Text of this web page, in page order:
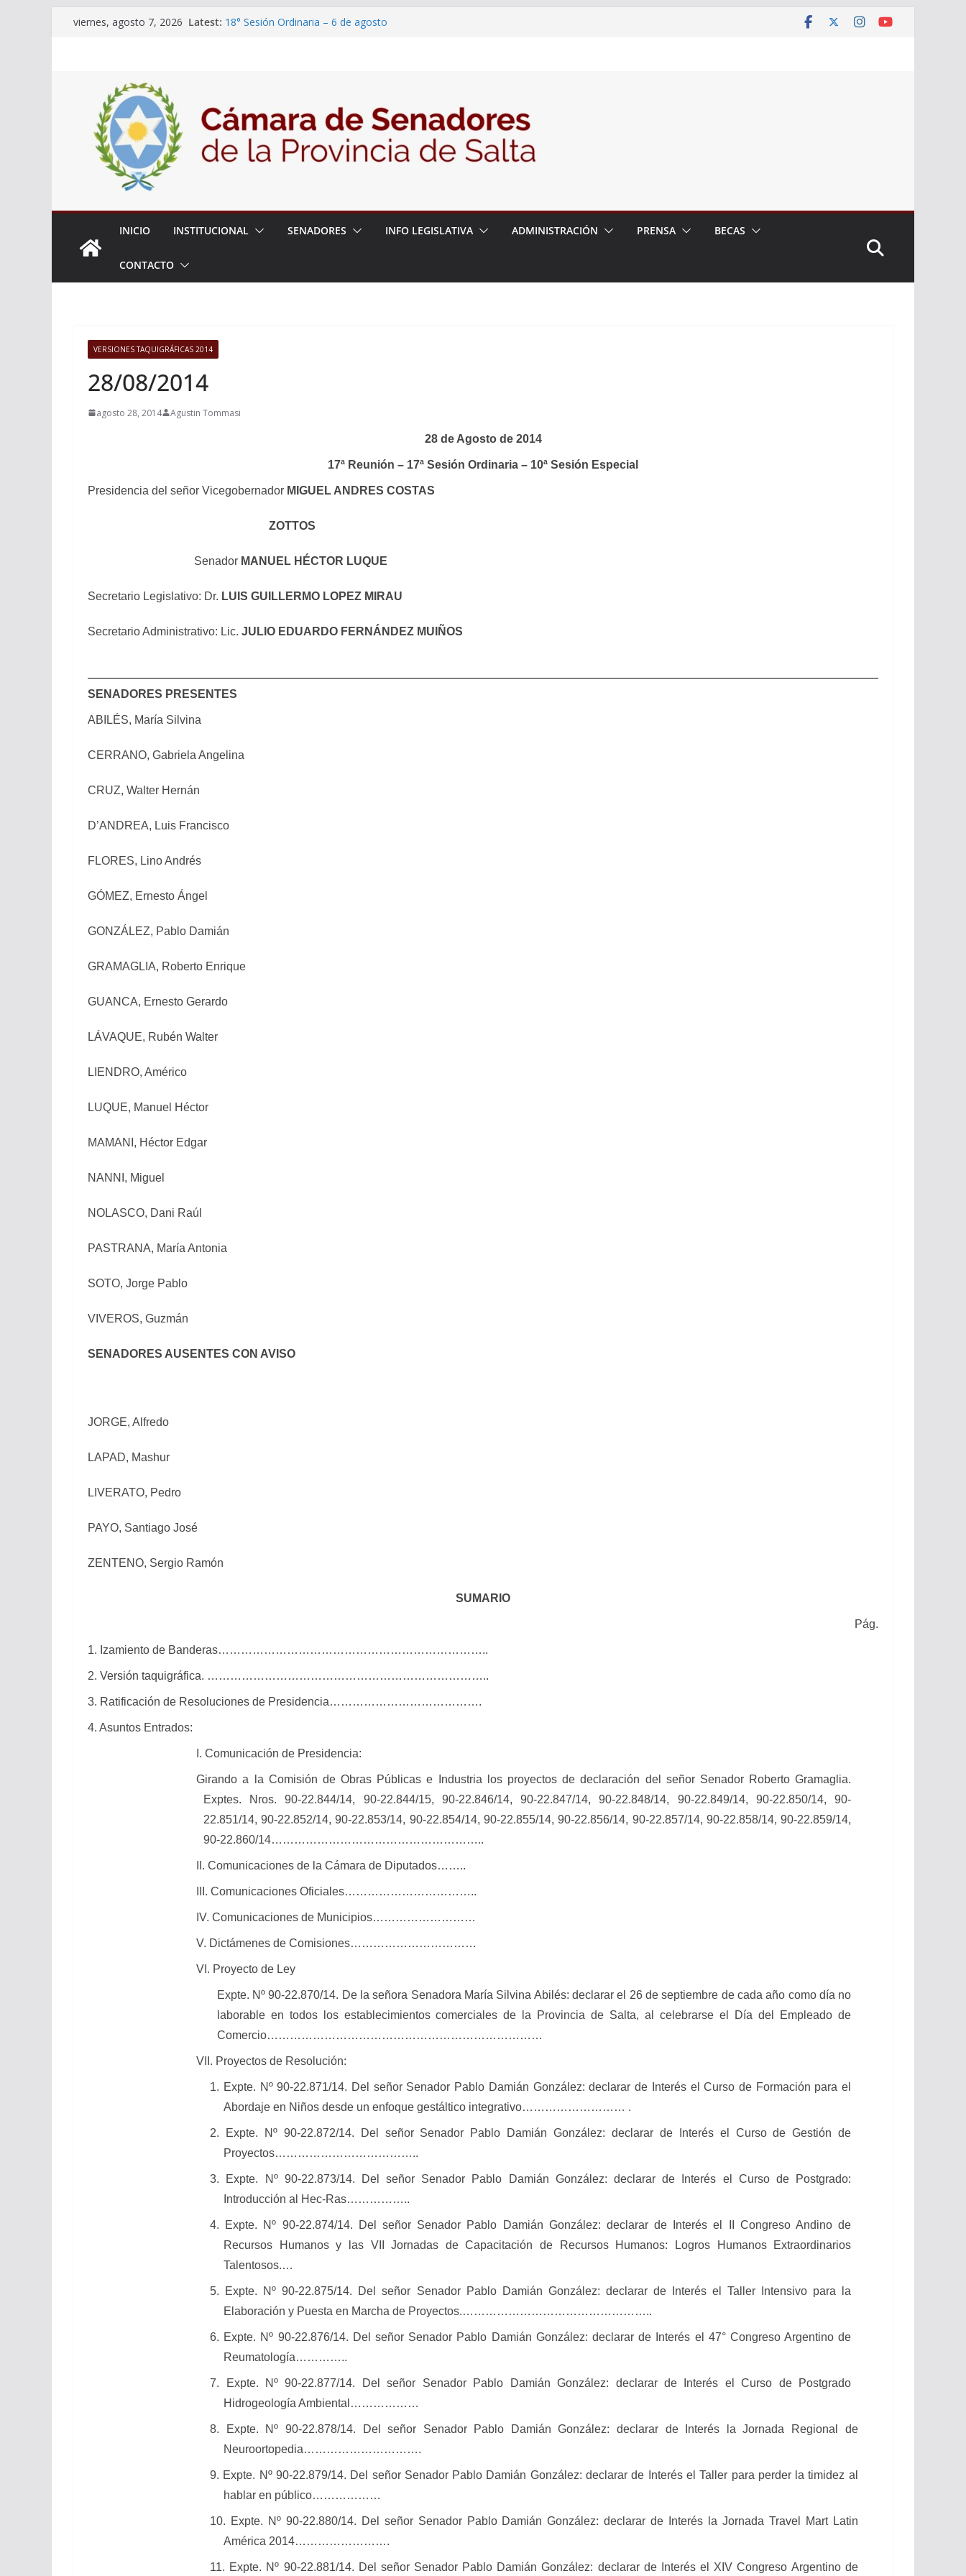
Skipviernes, agosto 7, 2026 Latest: 18° Sesión Ordinaria – 6 de agosto
Expte. Nº 90-34.516/2026 – 06/08/26 – Créase el Ente Salteño
de Protección y Control Vegetal
INICIO INSTITUCIONAL SENADORES INFO LEGISLATIVA ADMINISTRACIÓN PRENSA BECAS
CONTACTO
VERSIONES TAQUIGRÁFICAS 2014
28/08/2014
agosto 28, 2014 Agustin Tommasi
28 de Agosto de 2014
17ª Reunión – 17ª Sesión Ordinaria – 10ª Sesión Especial
Presidencia del señor Vicegobernador MIGUEL ANDRES COSTAS
ZOTTOS
Senador MANUEL HÉCTOR LUQUE
Secretario Legislativo: Dr. LUIS GUILLERMO LOPEZ MIRAU
Secretario Administrativo: Lic. JULIO EDUARDO FERNÁNDEZ MUIÑOS
SENADORES PRESENTES
ABILÉS, María Silvina
CERRANO, Gabriela Angelina
CRUZ, Walter Hernán
D’ANDREA, Luis Francisco
FLORES, Lino Andrés
GÓMEZ, Ernesto Ángel
GONZÁLEZ, Pablo Damián
GRAMAGLIA, Roberto Enrique
GUANCA, Ernesto Gerardo
LÁVAQUE, Rubén Walter
LIENDRO, Américo
LUQUE, Manuel Héctor
MAMANI, Héctor Edgar
NANNI, Miguel
NOLASCO, Dani Raúl
PASTRANA, María Antonia
SOTO, Jorge Pablo
VIVEROS, Guzmán
SENADORES AUSENTES CON AVISO
JORGE, Alfredo
LAPAD, Mashur
LIVERATO, Pedro
PAYO, Santiago José
ZENTENO, Sergio Ramón
SUMARIO
Pág.
1. Izamiento de Banderas……………………………………………………………..
2. Versión taquigráfica. ………………………………………………………………..
3. Ratificación de Resoluciones de Presidencia………………………………….
4. Asuntos Entrados:
I.Comunicación de Presidencia:
Girando a la Comisión de Obras Públicas e Industria los proyectos de declaración del señor Senador Roberto Gramaglia.
Exptes. Nros. 90-22.844/14, 90-22.844/15, 90-22.846/14, 90-22.847/14, 90-22.848/14, 90-22.849/14, 90-22.850/14, 90-
22.851/14, 90-22.852/14, 90-22.853/14, 90-22.854/14, 90-22.855/14, 90-22.856/14, 90-22.857/14, 90-22.858/14, 90-22.859/14,
90-22.860/14………………………………………………..
II.Comunicaciones de la Cámara de Diputados……..
III.Comunicaciones Oficiales……………………………..
IV. Comunicaciones de Municipios………………………
V. Dictámenes de Comisiones……………………………
VI. Proyecto de Ley
Expte. Nº 90-22.870/14. De la señora Senadora María Silvina Abilés: declarar el 26 de septiembre de cada año como día no
laborable en todos los establecimientos comerciales de la Provincia de Salta, al celebrarse el Día del Empleado de
Comercio………………………………………………………………
VII. Proyectos de Resolución:
1. Expte. Nº 90-22.871/14. Del señor Senador Pablo Damián González: declarar de Interés el Curso de Formación para el
Abordaje en Niños desde un enfoque gestáltico integrativo……………………… .
2. Expte. Nº 90-22.872/14. Del señor Senador Pablo Damián González:declarar de Interés el Curso de Gestión de
Proyectos………………………………..
3. Expte. Nº 90-22.873/14. Del señor Senador Pablo Damián González: declarar de Interés el Curso de Postgrado:
Introducción al Hec-Ras……………..
4. Expte. Nº 90-22.874/14. Del señor Senador Pablo Damián González: declarar de Interés el II Congreso Andino de
Recursos Humanos y las VII Jornadas de Capacitación de Recursos Humanos: Logros Humanos Extraordinarios
Talentosos.…
5. Expte. Nº 90-22.875/14. Del señor Senador Pablo Damián González: declarar de Interés el Taller Intensivo para la
Elaboración y Puesta en Marcha de Proyectos.…………………………………………..
6. Expte. Nº 90-22.876/14. Del señor Senador Pablo Damián González: declararde Interés el 47° Congreso Argentino de
Reumatología…………..
7. Expte. Nº 90-22.877/14. Del señor Senador Pablo Damián González: declararde Interés el Curso de Postgrado
Hidrogeología Ambiental………………
8. Expte. Nº 90-22.878/14. Del señor Senador Pablo Damián González: declarar de Interés la Jornada Regional de
Neuroortopedia………………………….
9. Expte. Nº 90-22.879/14. Del señor Senador Pablo Damián González: declarar de Interés el Taller para perder la timidez al
hablar en público………………
10. Expte. Nº 90-22.880/14. Del señor Senador Pablo Damián González: declarar de Interés la Jornada Travel Mart Latin
América 2014…………………….
11. Expte. Nº 90-22.881/14. Del señor Senador Pablo Damián González: declararde Interés el XIV Congreso Argentino de